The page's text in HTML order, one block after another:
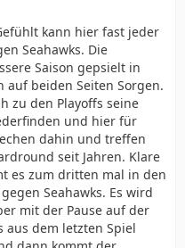
kann hier fast jeder
Seahawks. Die
Saison gepsielt in
auf beiden Seiten Sorgen.
zu den Playoffs seine
und hier für
dahin und treffen
seit Jahren. Klare
es zum dritten mal in den
Seahawks. Es wird
mit der Pause auf der
aus dem letzten Spiel